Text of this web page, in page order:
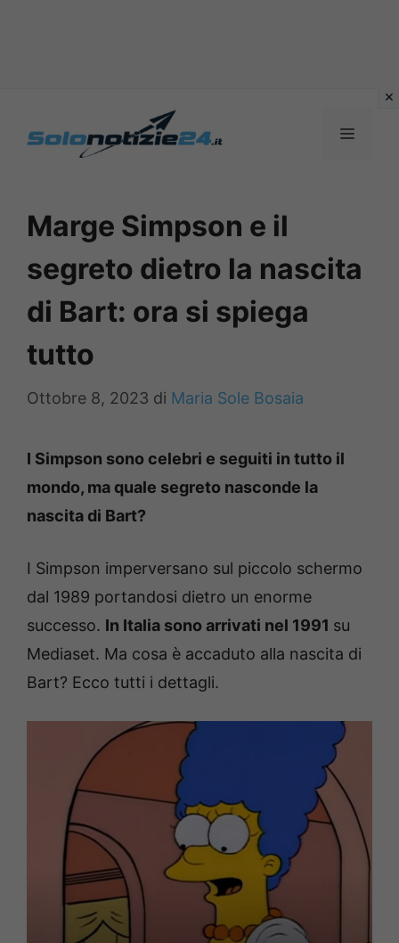
MENU
Marge Simpson e il
segreto dietro la nascita
di Bart: ora si spiega
tutto
Ottobre 8, 2023 di Maria Sole Bosaia
I Simpson sono celebri e seguiti in tutto il
mondo, ma quale segreto nasconde la
nascita di Bart?
I Simpson imperversano sul piccolo schermo
dal 1989 portandosi dietro un enorme
successo. In Italia sono arrivati nel 1991 su
Mediaset. Ma cosa è accaduto alla nascita di
Bart? Ecco tutti i dettagli.